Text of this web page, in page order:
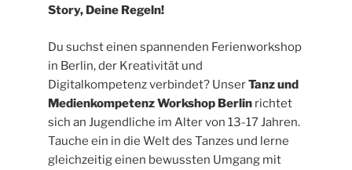
Story, Deine Regeln!
Du suchst einen spannenden Ferienworkshop
in Berlin, der Kreativität und
Digitalkompetenz verbindet? UnserTanz und
Medienkompetenz Workshop Berlin richtet
sich an Jugendliche im Alter von 13-17 Jahren.
Tauche ein in die Welt des Tanzes und lerne
gleichzeitig einen bewussten Umgang mit